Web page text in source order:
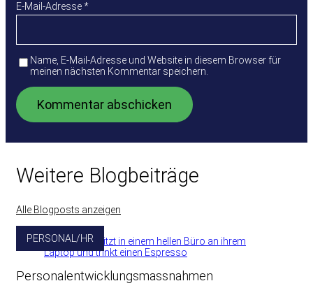
E-Mail-Adresse*
Name, E-Mail-Adresse und Website in diesem Browser für
meinen nächsten Kommentar speichern.
Weitere Blogbeiträge
Alle Blogposts anzeigen
PERSONAL/HR
Personalentwicklungsmassnahmen